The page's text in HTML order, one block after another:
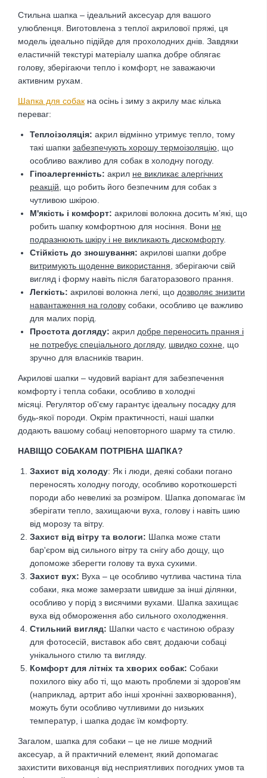
Стильна шапка – ідеальний аксесуар для вашого
улюбленця. Виготовлена з теплої акрилової пряжі, ця
модель ідеально підійде для прохолодних днів. Завдяки
еластичній текстурі матеріалу шапка добре облягає
голову, зберігаючи тепло і комфорт, не заважаючи
активним рухам.
Шапка для собак на осінь і зиму з акрилу має кілька
переваг:
Теплоізоляція: акрил відмінно утримує тепло, тому
такі шапки забезпечують хорошу термоізоляцію , що
особливо важливо для собак в холодну погоду.
Гіпоалергенність: акрил не викликає алергічних
реакцій , що робить його безпечним для собак з
чутливою шкірою.
М'якість і комфорт: акрилові волокна досить м’які, що
робить шапку комфортною для носіння. Вони не
подразнюють шкіру і не викликають дискомфорту.
Стійкість до зношування: акрилові шапки добре
витримують щоденне використання , зберігаючи свій
вигляд і форму навіть після багаторазового прання.
Легкість: акрилові волокна легкі, що дозволяє знизити
навантаження на голову собаки, особливо це важливо
для малих порід.
Простота догляду: акрил добре переносить прання і
не потребує спеціального догляду, швидко сохне , що
зручно для власників тварин.
Акрилові шапки – чудовий варіант для забезпечення
комфорту і тепла собаки, особливо в холодні
місяці. Регулятор об'єму гарантує ідеальну посадку для
будь-якої породи. Окрім практичності, наші шапки
додають вашому собаці неповторного шарму та стилю.
НАВІЩО СОБАКАМ ПОТРІБНА ШАПКА?
Захист від холоду: Як і люди, деякі собаки погано
переносять холодну погоду, особливо короткошерсті
породи або невеликі за розміром. Шапка допомагає їм
зберігати тепло, захищаючи вуха, голову і навіть шию
від морозу та вітру.
Захист від вітру та вологи: Шапка може стати
бар'єром від сильного вітру та снігу або дощу, що
допоможе зберегти голову та вуха сухими.
Захист вух: Вуха – це особливо чутлива частина тіла
собаки, яка може замерзати швидше за інші ділянки,
особливо у порід з висячими вухами. Шапка захищає
вуха від обмороження або сильного охолодження.
Стильний вигляд: Шапки часто є частиною образу
для фотосесій, виставок або свят, додаючи собаці
унікального стилю та вигляду.
Комфорт для літніх та хворих собак: Собаки
похилого віку або ті, що мають проблеми зі здоров'ям
(наприклад, артрит або інші хронічні захворювання),
можуть бути особливо чутливими до низьких
температур, і шапка додає їм комфорту.
Загалом, шапка для собаки – це не лише модний
аксесуар, а й практичний елемент, який допомагає
захистити вихованця від несприятливих погодних умов та